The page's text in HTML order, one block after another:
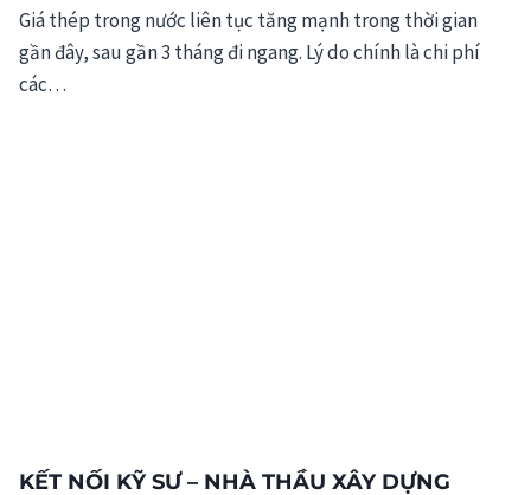
Giá thép trong nước liên tục tăng mạnh trong thời gian
gần đây, sau gần 3 tháng đi ngang. Lý do chính là chi phí
các…
KẾT NỐI KỸ SƯ – NHÀ THẦU XÂY DỰNG